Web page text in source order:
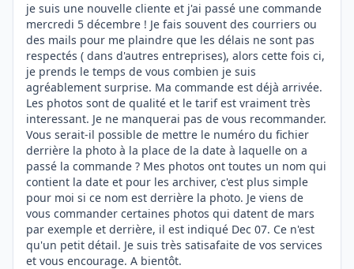
je suis une nouvelle cliente et j'ai passé une commande
mercredi 5 décembre ! Je fais souvent des courriers ou
des mails pour me plaindre que les délais ne sont pas
respectés ( dans d'autres entreprises), alors cette fois ci,
je prends le temps de vous combien je suis
agréablement surprise. Ma commande est déjà arrivée.
Les photos sont de qualité et le tarif est vraiment très
interessant. Je ne manquerai pas de vous recommander.
Vous serait-il possible de mettre le numéro du fichier
derrière la photo à la place de la date à laquelle on a
passé la commande ? Mes photos ont toutes un nom qui
contient la date et pour les archiver, c'est plus simple
pour moi si ce nom est derrière la photo. Je viens de
vous commander certaines photos qui datent de mars
par exemple et derrière, il est indiqué Dec 07. Ce n'est
qu'un petit détail. Je suis très satisafaite de vos services
et vous encourage. A bientôt.